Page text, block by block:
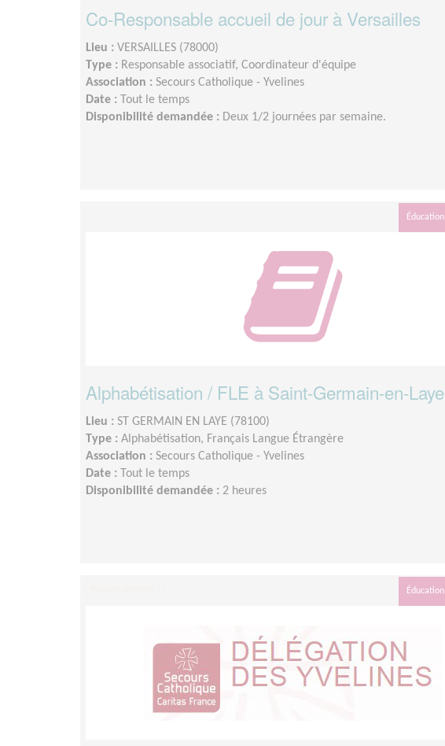
Co-Responsable accueil de jour à Versailles
Lieu : VERSAILLES (78000)
Type : Responsable associatif, Coordinateur d'équipe
Association : Secours Catholique - Yvelines
Date : Tout le temps
Disponibilité demandée : Deux 1/2 journées par semaine.
Alphabétisation / FLE à Saint-Germain-en-Laye
Lieu : ST GERMAIN EN LAYE (78100)
Type : Alphabétisation, Français Langue Étrangère
Association : Secours Catholique - Yvelines
Date : Tout le temps
Disponibilité demandée : 2 heures